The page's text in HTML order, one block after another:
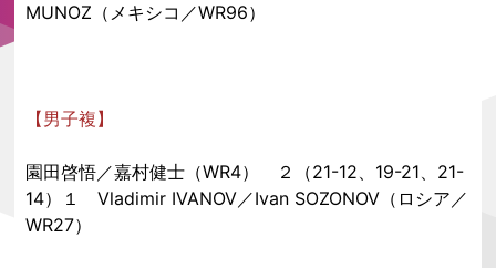
MUNOZ（メキシコ／WR96）
【男子複】
園田啓悟／嘉村健士（WR4） ２（21-12、19-21、21-
14）１ Vladimir IVANOV／Ivan SOZONOV（ロシア／
WR27）